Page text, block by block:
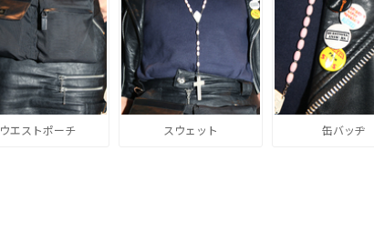
ウエストポーチ スウェット 缶バッヂ